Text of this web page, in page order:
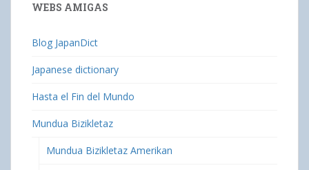
WEBS AMIGAS
Blog JapanDict
Japanese dictionary
Hasta el Fin del Mundo
Mundua Bizikletaz
Mundua Bizikletaz Amerikan